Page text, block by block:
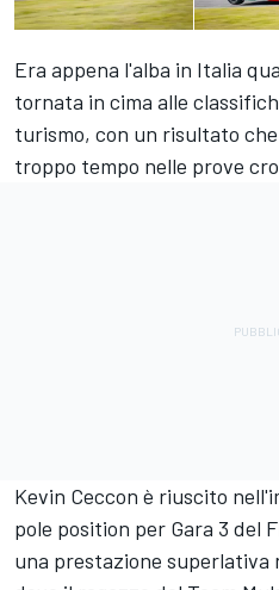
Era appena l'alba in Italia
tornata in cima alle
turismo, con un risultato
troppo tempo nelle prove
Kevin Ceccon è riuscito
pole position per Gara 3 del
una prestazione superlativa